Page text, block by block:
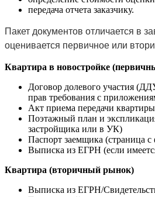
передача отчета заказчику.
Пакет документов отличается в
оценивается первичное или
Квартира в новостройке
Договор долевого участия
прав требования с
Акт приема передачи
Поэтажный план и
застройщика или в УК)
Паспорт заемщика (страница с
Выписка из ЕГРН (если
Квартира (вторичный рынок)
Выписка из ЕГРН/